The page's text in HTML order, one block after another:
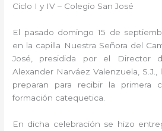
Ciclo I y IV – Colegio San José
El pasado domingo 15 de
en la capilla Nuestra Señora del
José, presidida por el Director
Alexander Narváez Valenzuela,
preparan para recibir la primera
formación catequetica.
En dicha celebración se hizo